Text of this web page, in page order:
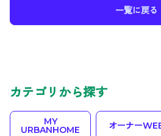
一覧に戻る
カテゴリから探す
MY
URBANHOME オーナー